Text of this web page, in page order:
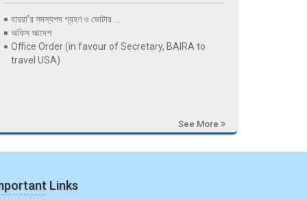
বায়রা’র সদস্যপদ গ্রহণ ও ভোটার ...
অফিস আদেশ
Office Order (in favour of Secretary, BAIRA to
travel USA)
See More
Links